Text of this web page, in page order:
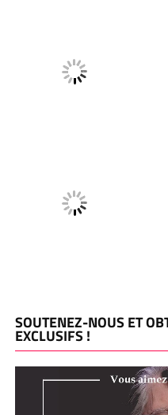
SOUTENEZ-NOUS ET
EXCLUSIFS !